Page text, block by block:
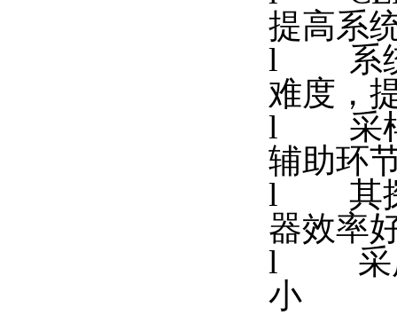
提高系
l 系统
难度，
l 采样
辅助环
l 其探
器效率
l 采用
小